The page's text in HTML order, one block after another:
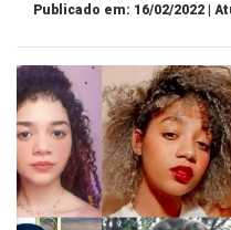
Publicado em: 16/02/2022 |